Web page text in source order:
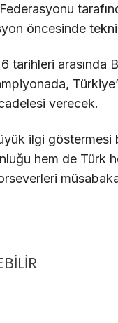
öncesinde
tarihleri arasında
verecek.
ilgi
hem de Türk